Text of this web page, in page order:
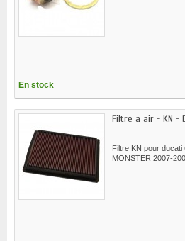
En stock
Filtre a air - KN -
Filtre KN pour
MONSTER 2007-